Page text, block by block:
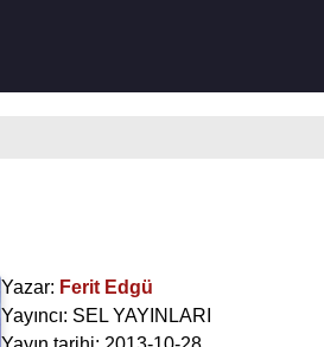
Yazar: Ferit Edgü
Yayıncı: SEL YAYINLARI